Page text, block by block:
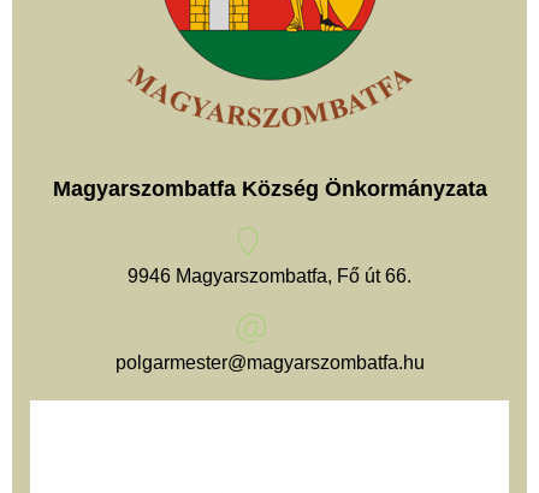
Magyarszombatfa Község Önkormányzata
9946 Magyarszombatfa, Fő út 66.
polgarmester@magyarszombatfa.hu